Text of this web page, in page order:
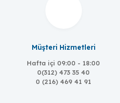
Müşteri Hizmetleri
Hafta içi 09:00 - 18:00
0(312) 473 35 40
0 (216) 469 41 91